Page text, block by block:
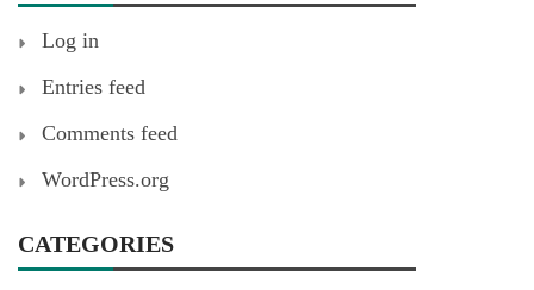
Log in
Entries feed
Comments feed
WordPress.org
CATEGORIES